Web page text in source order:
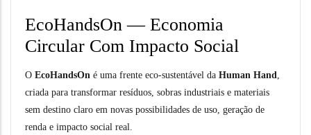
EcoHandsOn — Economia
Circular Com Impacto Social
O EcoHandsOn é uma frente eco-sustentável da Human Hand
criada para transformar resíduos, sobras industriais e materiais
sem destino claro em novas possibilidades de uso, geração de
renda e impacto social real.